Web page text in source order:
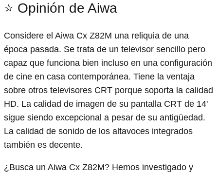
⭐ Opinión de Aiwa
Considere el Aiwa Cx Z82M una reliquia de una
época pasada. Se trata de un televisor sencillo pero
capaz que funciona bien incluso en una configuración
de cine en casa contemporánea. Tiene la ventaja
sobre otros televisores CRT porque soporta la calidad
HD. La calidad de imagen de su pantalla CRT de 14'
sigue siendo excepcional a pesar de su antigüedad.
La calidad de sonido de los altavoces integrados
también es decente.
¿Busca un Aiwa Cx Z82M? Hemos investigado y